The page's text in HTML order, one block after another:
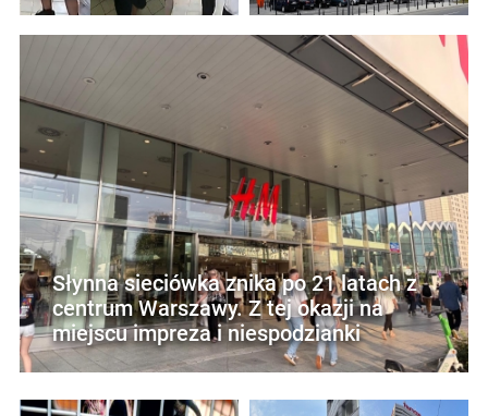
Słynna sieciówka znika po 21 latach z
centrum Warszawy. Z tej okazji na
miejscu impreza i niespodzianki